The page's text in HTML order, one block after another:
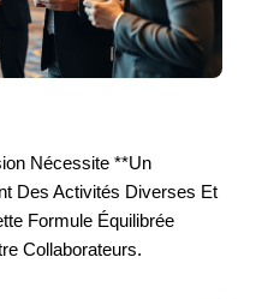
Nécessite **un
Des Activités Diverses Et
Formule Équilibrée
Collaborateurs.